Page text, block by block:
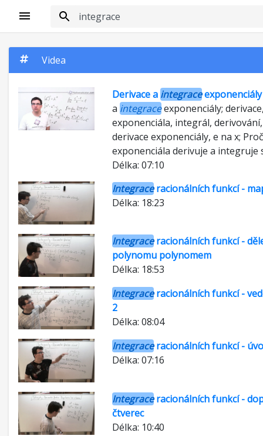
Videa
Derivace a integraceexponenciály
a integraceexponenciály;
exponenciála, integrál,
derivace exponenciály, e na x;
exponenciála derivuje a integruje
Délka: 07:10
Integraceracionálních funkcí -
Délka: 18:23
Integraceracionálních funkcí -
polynomu polynomem
Délka: 18:53
Integraceracionálních funkcí -
2
Délka: 08:04
Integraceracionálních funkcí -
Délka: 07:16
Integraceracionálních funkcí -
čtverec
Délka: 10:40